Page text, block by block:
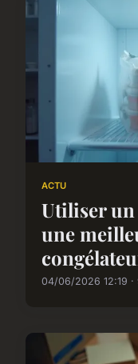
ACTU
Utiliser
une
04/06/2026 12:19 ·